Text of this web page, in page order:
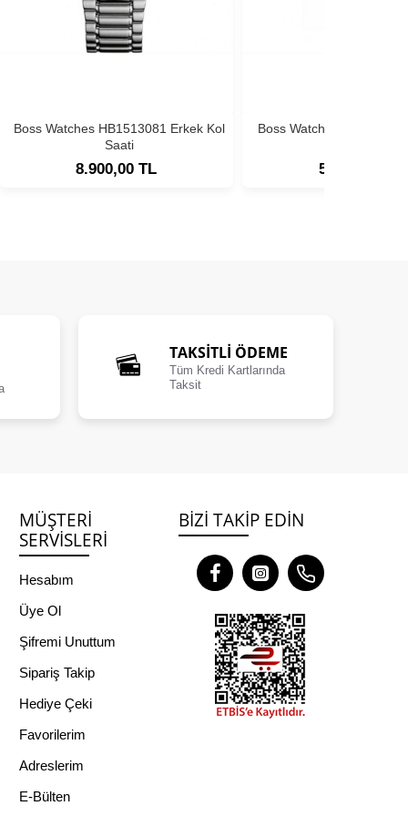
Boss Watches HB1513081 Erkek Kol
Saati
8.900,00 TL
Boss Watches
5.900,00 TL
TAKSİTLİ ÖDEME
Tüm Kredi Kartlarında
Taksit
MÜŞTERI
SERVISLERI
Hesabım
Üye Ol
Şifremi Unuttum
Sipariş Takip
Hediye Çeki
Favorilerim
Adreslerim
E-Bülten
BIZI TAKIP EDIN